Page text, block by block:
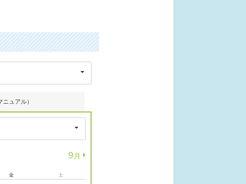
ュアル）
9月
金 土